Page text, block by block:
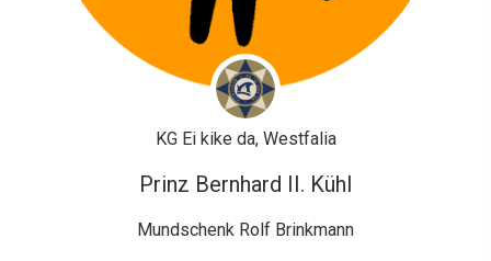
KG Ei kike da, Westfalia
Prinz Bernhard II. Kühl
Mundschenk Rolf Brinkmann